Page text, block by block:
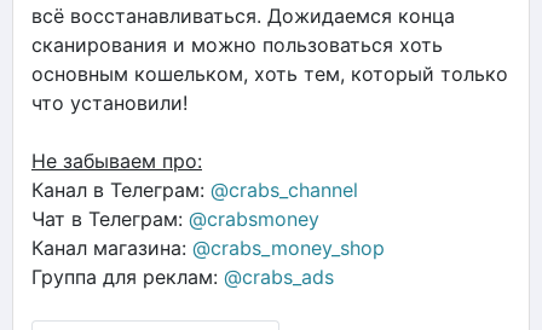
всё восстанавливаться. Дожидаемся конца
сканирования и можно пользоваться хоть
основным кошельком, хоть тем, который только
что установили!
Не забываем про:
Канал в Телеграм: @crabs_channel
Чат в Телеграм: @crabsmoney
Канал магазина: @crabs_money_shop
Группа для реклам: @crabs_ads